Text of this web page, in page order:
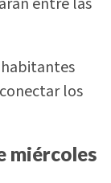
los
miércoles